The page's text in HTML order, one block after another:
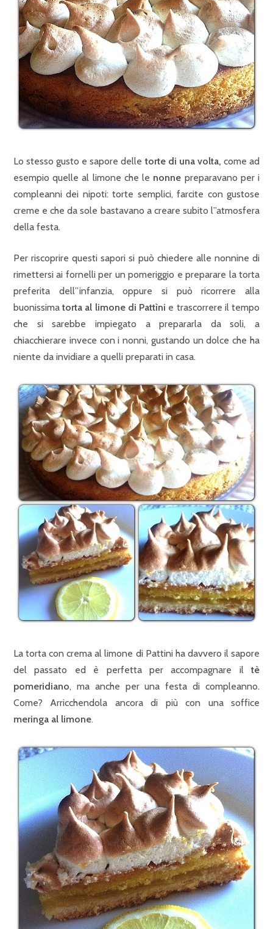
Lo stesso gusto e sapore delle torte di una volta, come ad
esempio quelle al limone che le nonne preparavano per i
compleanni dei nipoti: torte semplici, farcite con gustose
creme e che da sole bastavano a creare subito l”atmosfera
della festa.
Per riscoprire questi sapori si può chiedere alle nonnine di
rimettersi ai fornelli per un pomeriggio e preparare la torta
preferita dell”infanzia, oppure si può ricorrere alla
buonissimatorta al limone di Pattìni e trascorrere il tempo
che si sarebbe impiegato a prepararla da soli, a
chiacchierare invece con i nonni, gustando un dolce che ha
niente da invidiare a quelli preparati in casa.
La torta con crema al limone di Pattini ha davvero il sapore
del passato ed è perfetta per accompagnare il tè
pomeridiano, ma anche per una festa di compleanno.
Come? Arricchendola ancora di più con una soffice
meringa al limone.